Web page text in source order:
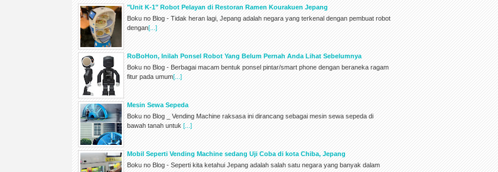
"Unit K-1" Robot Pelayan di Restoran Ramen Kourakuen Jepang
Boku no Blog - Tidak heran lagi, Jepang adalah negara yang terkenal dengan pembuat robot
dengan[...]
RoBoHon, Inilah Ponsel Robot Yang Belum Pernah Anda Lihat Sebelumnya
Boku no Blog - Berbagai macam bentuk ponsel pintar/smart phone dengan beraneka ragam
fitur pada umum[...]
Mesin Sewa Sepeda
Boku no Blog _ Vending Machine raksasa ini dirancang sebagai mesin sewa sepeda di
bawah tanah untuk[...]
Mobil Seperti Vending Machine sedang Uji Coba di kota Chiba, Jepang
Boku no Blog - Seperti kita ketahui Jepang adalah salah satu negara yang banyak dalam